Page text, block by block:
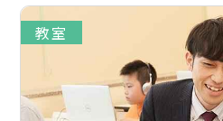
教室